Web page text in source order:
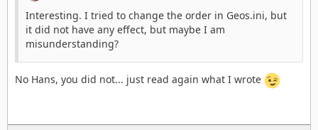
Interesting. I tried to change the order in Geos.ini, but
it did not have any effect, but maybe I am
misunderstanding?
No Hans, you did not... just read again what I wrote